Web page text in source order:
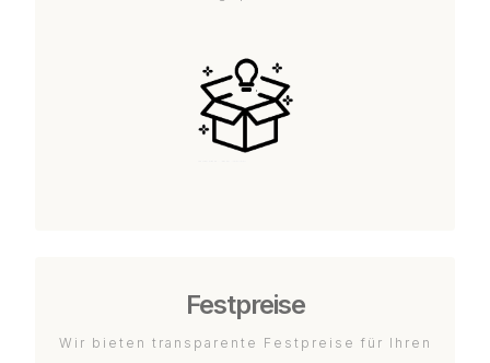
Festpreise
Wir bieten transparente Festpreise für Ihren